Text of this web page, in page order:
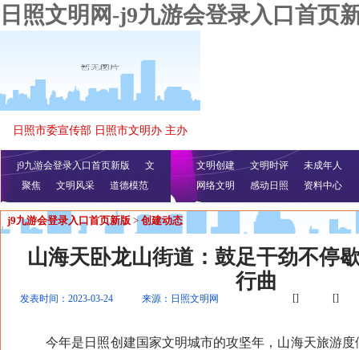
日照文明网-j9九游会登录入口首页
日照市委宣传部 日照市文明办 主办
j9九游会登录入口首页新版
文
明播报
公益视频
聚焦 文明风采 道德模范
文明创建 文明时评
未成年人
网络文明
感动日照 资料中心
j9九游会登录入口首页新版 > 创建动态
山海天卧龙山街道：鼓足干劲不停
行曲
发表时间：2023-03-24 来源：日照文明网 [] []
今年是日照创建国家文明城市的攻坚年，山海天旅游度